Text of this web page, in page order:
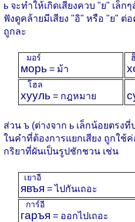
ь จะทำให้เกิดเสียงควบ "ย" เล็
ฟังดูคล้ายมีเสียง "อิ" หรือ "ย" ต่
ถูกละ
морь
มอร์
= ม้า
хууль
โฮล
= กฎหมาย
ส่วน ъ (ต่างจาก ь เล็กน้อยตรง
ในคำที่ต้องการแยกเสียง ถูกใช้
กริยาที่ผันเป็นรูปชักชวน เช่น
явъя
เยาอี
= ไปกันเถอะ
гаръя
การ์อี
= ออกไปเถอะ